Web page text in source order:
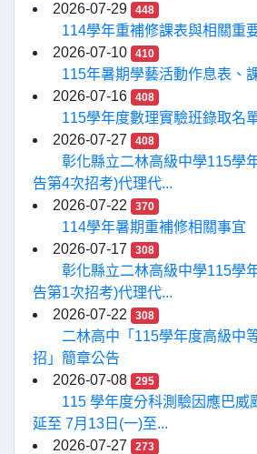
2026-07-29
448
114學年重補修課表與相關重
2026-07-10
410
115年暑期學藝活動作息表、
2026-07-16
408
115學年度數理實驗班錄取名
2026-07-27
408
彰化縣立二林高級中學115學
告第4次招考)代理代...
2026-07-22
370
114學年暑期重補修相關事宜
2026-07-17
308
彰化縣立二林高級中學115學
告第1次招考)代理代...
2026-07-22
308
二林高中「115學年度高級中
招」簡章公告
2026-07-08
295
115 學年度分科測驗因應巴威
延至 7月13日(一)至...
2026-07-27
273